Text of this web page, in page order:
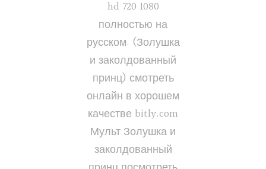
hd 720 1080
полностью на
русском. (Золушка
и заколдованный
принц) смотреть
онлайн в хорошем
качестве bitly.com
Мульт Золушка и
заколдованный